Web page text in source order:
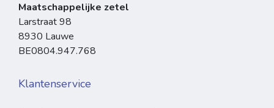
Maatschappelijke zetel
Larstraat 98
8930 Lauwe
BE0804.947.768
Klantenservice